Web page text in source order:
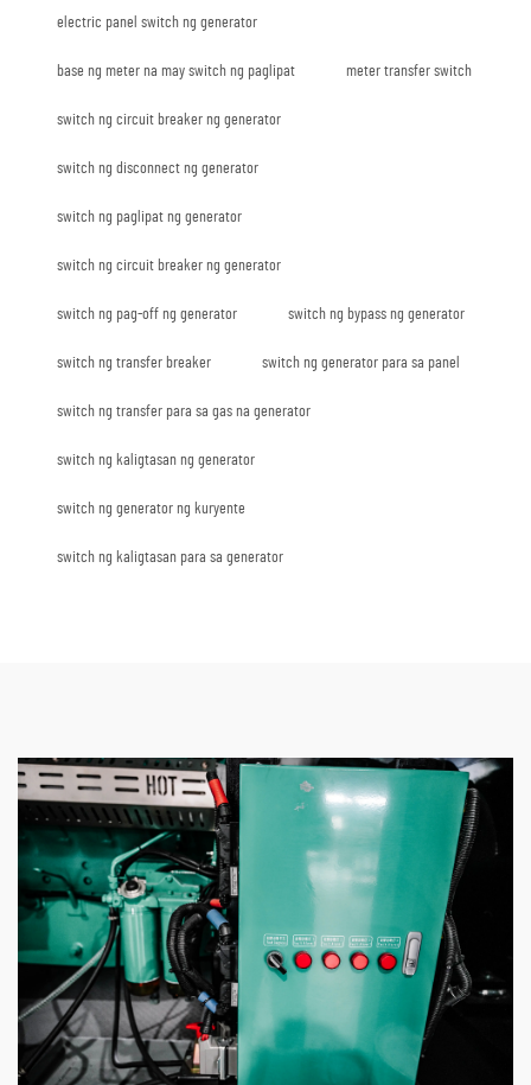
electric panel switch ng generator
base ng meter na may switch ng paglipat meter transfer switch
switch ng circuit breaker ng generator
switch ng disconnect ng generator
switch ng paglipat ng generator
switch ng circuit breaker ng generator
switch ng pag-off ng generator switch ng bypass ng generator
switch ng transfer breaker switch ng generator para sa panel
switch ng transfer para sa gas na generator
switch ng kaligtasan ng generator
switch ng generator ng kuryente
switch ng kaligtasan para sa generator